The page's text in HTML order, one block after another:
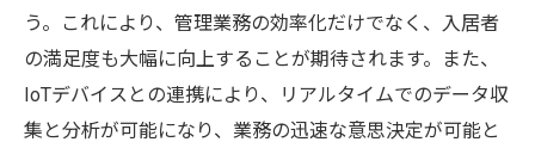
う。これにより、管理業務の効率化だけでなく、入居者
の満足度も大幅に向上することが期待されます。また、
IoTデバイスとの連携により、リアルタイムでのデータ収
集と分析が可能になり、業務の迅速な意思決定が可能と